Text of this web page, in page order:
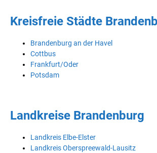
Kreisfreie Städte
Brandenburg an der Havel
Cottbus
Frankfurt/Oder
Potsdam
Landkreise Brandenburg
Landkreis Elbe-Elster
Landkreis Oberspreewald-Lausitz